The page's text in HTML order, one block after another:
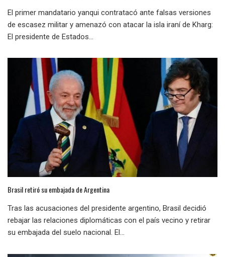
El primer mandatario yanqui contratacó ante falsas versiones
de escasez militar y amenazó con atacar la isla iraní de Kharg:
El presidente de Estados...
Brasil retiró su embajada de Argentina
Tras las acusaciones del presidente argentino, Brasil decidió
rebajar las relaciones diplomáticas con el país vecino y retirar
su embajada del suelo nacional. El...